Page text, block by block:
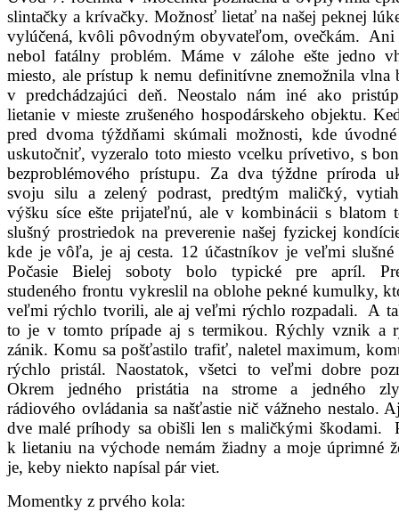
slintačky a krívačky. Možnosť lietať na našej peknej
vylúčená, kvôli pôvodným obyvateľom, ovečkám.
nebol fatálny problém. Máme v zálohe ešte jedno
miesto, ale prístup k nemu definitívne znemožnila vlna
v predchádzajúci deň. Neostalo nám iné ako
lietanie v mieste zrušeného hospodárskeho objektu.
pred dvoma týždňami skúmali možnosti, kde
uskutočniť, vyzeralo toto miesto vcelku prívetivo, s
bezproblémového prístupu. Za dva týždne príroda
svoju silu a zelený podrast, predtým maličký,
výšku síce ešte prijateľnú, ale v kombinácii s blatom
slušný prostriedok na preverenie našej fyzickej
kde je vôľa, je aj cesta. 12 účastníkov je veľmi slušné
Počasie Bielej soboty bolo typické pre apríl.
studeného frontu vykreslil na oblohe pekné kumulky,
veľmi rýchlo tvorili, ale aj veľmi rýchlo rozpadali. A
to je v tomto prípade aj s termikou. Rýchly vznik a
zánik. Komu sa pošťastilo trafiť, naletel maximum,
rýchlo pristál. Naostatok, všetci to veľmi dobre
Okrem jedného pristátia na strome a jedného
rádiového ovládania sa našťastie nič vážneho nestalo.
dve malé príhody sa obišli len s maličkými škodami.
k lietaniu na východe nemám žiadny a moje úprimné
je, keby niekto napísal pár viet.
Momentky z prvého kola: